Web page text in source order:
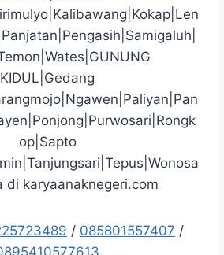
KIDUL|Gedang
op|Sapto
di karyaanaknegeri.com
/ 085801557407 /